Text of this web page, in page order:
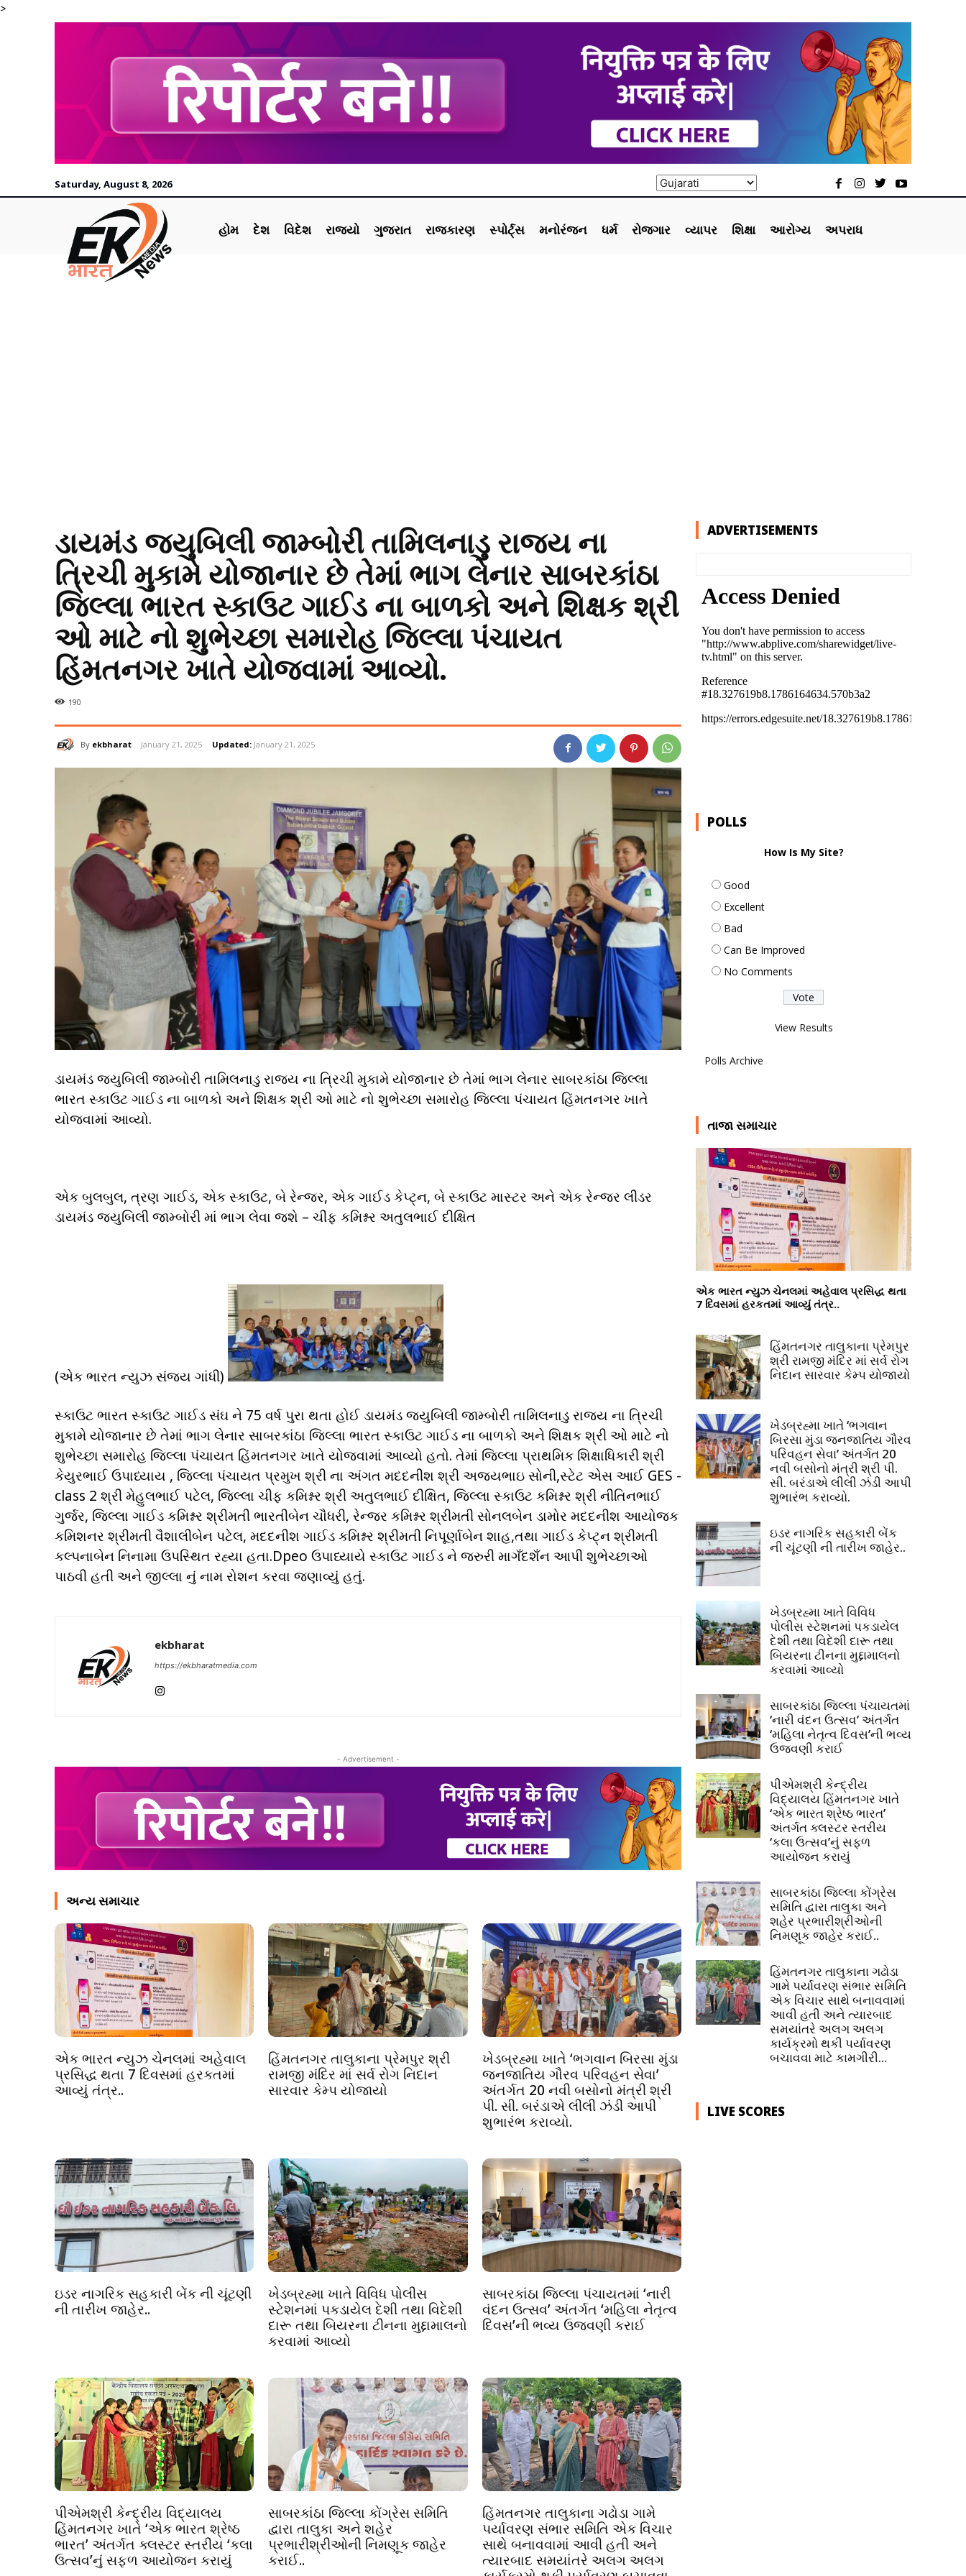
>
Saturday, August 8, 2026
હોમ દેશ વિદેશ રાજ્યો ગુજરાત રાજકારણ સ્પોર્ટ્સ મનોરંજન ધર્મ રોજગાર વ્યાપર શિક્ષા આરોગ્ય અપરાધ
ડાયમંડ જ્યુબિલી જામ્બોરી તામિલનાડુ રાજ્ય ના
ત્રિચી મુકામે યોજાનાર છે તેમાં ભાગ લેનાર સાબરકાંઠા
જિલ્લા ભારત સ્કાઉટ ગાઈડ ના બાળકો અને શિક્ષક શ્રી
ઓ માટે નો શુભેચ્છા સમારોહ જિલ્લા પંચાયત
હિંમતનગર ખાતે યોજવામાં આવ્યો.
190
By ekbharat January 21, 2025 Updated: January 21, 2025
ડાયમંડ જ્યુબિલી જામ્બોરી તામિલનાડુ રાજ્ય ના ત્રિચી મુકામે યોજાનાર છે તેમાં ભાગ લેનાર સાબરકાંઠા જિલ્લા
ભારત સ્કાઉટ ગાઈડ ના બાળકો અને શિક્ષક શ્રી ઓ માટે નો શુભેચ્છા સમારોહ જિલ્લા પંચાયત હિંમતનગર ખાતે
યોજવામાં આવ્યો.
એક બુલબુલ, ત્રણ ગાઈડ, એક સ્કાઉટ, બે રેન્જર, એક ગાઈડ કેપ્ટ્ન, બે સ્કાઉટ માસ્ટર અને એક રેન્જર લીડર
ડાયમંડ જ્યુબિલી જામ્બોરી માં ભાગ લેવા જશે – ચીફ કમિશ્નર અતુલભાઈ દીક્ષિત
(એક ભારત ન્યુઝ સંજય ગાંધી)
સ્કાઉટ ભારત સ્કાઉટ ગાઈડ સંઘ ને 75 વર્ષ પુરા થતા હોઈ ડાયમંડ જ્યુબિલી જામ્બોરી તામિલનાડુ રાજ્ય ના ત્રિચી
મુકામે યોજાનાર છે તેમાં ભાગ લેનાર સાબરકાંઠા જિલ્લા ભારત સ્કાઉટ ગાઈડ ના બાળકો અને શિક્ષક શ્રી ઓ માટે નો
શુભેચ્છા સમારોહ જિલ્લા પંચાયત હિંમતનગર ખાતે યોજવામાં આવ્યો હતો. તેમાં જિલ્લા પ્રાથમિક શિક્ષાધિકારી શ્રી
કેયુરભાઈ ઉપાધ્યાય , જિલ્લા પંચાયત પ્રમુખ શ્રી ના અંગત મદદનીશ શ્રી અજયભાઇ સોની,સ્ટેટ એસ આઈ GES -
class 2 શ્રી મેહુલભાઈ પટેલ, જિલ્લા ચીફ કમિશ્નર શ્રી અતુલભાઈ દીક્ષિત, જિલ્લા સ્કાઉટ કમિશ્નર શ્રી નીતિનભાઈ
ગુર્જર, જિલ્લા ગાઈડ કમિશ્નર શ્રીમતી ભારતીબેન ચૌધરી, રેન્જર કમિશ્નર શ્રીમતી સોનલબેન ડામોર મદદનીશ આયોજક
કમિશનર શ્રીમતી વૈશાલીબેન પટેલ, મદદનીશ ગાઈડ કમિશ્નર શ્રીમતી નિપૂર્ણાબેન શાહ,તથા ગાઈડ કેપ્ટ્ન શ્રીમતી
કલ્પનાબેન નિનામા ઉપસ્થિત રહ્યા હતા.Dpeo ઉપાધ્યાયે સ્કાઉટ ગાઈડ ને જરુરી માગઁદશઁન આપી શુભેચ્છાઓ
પાઠવી હતી અને જીલ્લા નું નામ રોશન કરવા જણાવ્યું હતું.
ekbharat
https://ekbharatmedia.com
- Advertisement -
અન્ય સમાચાર
એક ભારત ન્યુઝ ચેનલમાં અહેવાલ
પ્રસિદ્ધ થતા 7 દિવસમાં હરકતમાં
આવ્યું તંત્ર..
હિંમતનગર તાલુકાના પ્રેમપુર શ્રી
રામજી મંદિર માં સર્વ રોગ નિદાન
સારવાર કેમ્પ યોજાયો
ખેડબ્રહ્મા ખાતે ‘ભગવાન બિરસા મુંડા
જનજાતિય ગૌરવ પરિવહન સેવા’
અંતર્ગત 20 નવી બસોનો મંત્રી શ્રી
પી. સી. બરંડાએ લીલી ઝંડી આપી
શુભારંભ કરાવ્યો.
ઇડર નાગરિક સહકારી બેંક ની ચૂંટણી
ની તારીખ જાહેર..
ખેડબ્રહ્મા ખાતે વિવિધ પોલીસ
સ્ટેશનમાં પકડાયેલ દેશી તથા વિદેશી
દારૂ તથા બિયરના ટીનના મુદ્દામાલનો
કરવામાં આવ્યો
સાબરકાંઠા જિલ્લા પંચાયતમાં ‘નારી
વંદન ઉત્સવ’ અંતર્ગત ‘મહિલા નેતૃત્વ
દિવસ’ની ભવ્ય ઉજવણી કરાઈ
પીએમશ્રી કેન્દ્રીય વિદ્યાલય
હિંમતનગર ખાતે ‘એક ભારત શ્રેષ્ઠ
ભારત’ અંતર્ગત ક્લસ્ટર સ્તરીય ‘કલા
ઉત્સવ’નું સફળ આયોજન કરાયું
સાબરકાંઠા જિલ્લા કોંગ્રેસ સમિતિ
દ્વારા તાલુકા અને શહેર
પ્રભારીશ્રીઓની નિમણૂક જાહેર
કરાઈ..
હિંમતનગર તાલુકાના ગઢોડા ગામે
પર્યાવરણ સંભાર સમિતિ એક વિચાર
સાથે બનાવવામાં આવી હતી અને
ત્યારબાદ સમયાંતરે અલગ અલગ
ADVERTISEMENTS
POLLS
How Is My Site?
Good
Excellent
Bad
Can Be Improved
No Comments
View Results
Polls Archive
તાજા સમાચાર
એક ભારત ન્યુઝ ચેનલમાં અહેવાલ પ્રસિદ્ધ થતા
7 દિવસમાં હરકતમાં આવ્યું તંત્ર..
હિંમતનગર તાલુકાના પ્રેમપુર
શ્રી રામજી મંદિર માં સર્વ રોગ
નિદાન સારવાર કેમ્પ યોજાયો
ખેડબ્રહ્મા ખાતે ‘ભગવાન
બિરસા મુંડા જનજાતિય ગૌરવ
પરિવહન સેવા’ અંતર્ગત 20
નવી બસોનો મંત્રી શ્રી પી.
સી. બરંડાએ લીલી ઝંડી આપી
શુભારંભ કરાવ્યો.
ઇડર નાગરિક સહકારી બેંક
ની ચૂંટણી ની તારીખ જાહેર..
ખેડબ્રહ્મા ખાતે વિવિધ
પોલીસ સ્ટેશનમાં પકડાયેલ
દેશી તથા વિદેશી દારૂ તથા
બિયરના ટીનના મુદ્દામાલનો
કરવામાં આવ્યો
સાબરકાંઠા જિલ્લા પંચાયતમાં
‘નારી વંદન ઉત્સવ’ અંતર્ગત
‘મહિલા નેતૃત્વ દિવસ’ની ભવ્ય
ઉજવણી કરાઈ
પીએમશ્રી કેન્દ્રીય
વિદ્યાલય હિંમતનગર ખાતે
‘એક ભારત શ્રેષ્ઠ ભારત’
અંતર્ગત ક્લસ્ટર સ્તરીય
‘કલા ઉત્સવ’નું સફળ
આયોજન કરાયું
સાબરકાંઠા જિલ્લા કોંગ્રેસ
સમિતિ દ્વારા તાલુકા અને
શહેર પ્રભારીશ્રીઓની
નિમણૂક જાહેર કરાઈ..
હિંમતનગર તાલુકાના ગઢોડા
ગામે પર્યાવરણ સંભાર સમિતિ
એક વિચાર સાથે બનાવવામાં
આવી હતી અને ત્યારબાદ
સમયાંતરે અલગ અલગ
કાર્યક્રમો થકી પર્યાવરણ
બચાવવા માટે કામગીરી...
LIVE SCORES